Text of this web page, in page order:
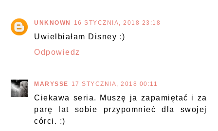
UNKNOWN 16 STYCZNIA, 2018 23:18
Uwielbiałam Disney :)
Odpowiedz
MARYSSE 17 STYCZNIA, 2018 00:11
Ciekawa seria. Muszę ja zapamiętać i za
parę lat sobie przypomnieć dla swojej
córci. :)